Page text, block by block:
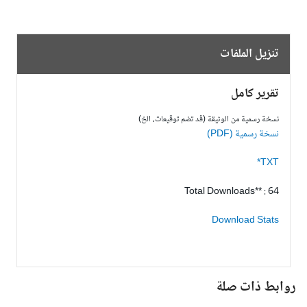
تنزيل الملفات
تقرير كامل
نسخة رسمية من الوثيقة (قد تضم توقيعات، الخ)
نسخة رسمية (PDF)
TXT*
Total Downloads** : 64
Download Stats
روابط ذات صلة